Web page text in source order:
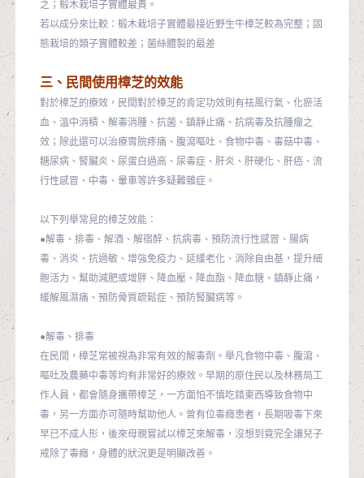
之；椴木栽培子實體最貴。
若以成分來比較：椴木栽培子實體最接近野生牛樟芝較為完整；固
態栽培的類子實體較差；菌絲體製的最差
三、民間使用樟芝的效能
對於樟芝的療效，民間對於樟芝的肯定功效則有祛風行氣、化瘀活
血、溫中消積、解毒消腫、抗菌、鎮靜止痛、抗病毒及抗腫瘤之
效；除此還可以治療胃脘疼痛、腹瀉嘔吐、食物中毒、毒菇中毒、
糖尿病、腎臟炎、尿蛋白過高、尿毒症、肝炎、肝硬化、肝癌、流
行性感冒、中毒、暈車等許多疑難雜症。
以下列舉常見的樟芝效能：
●解毒、排毒、解酒、解宿醉、抗病毒、預防流行性感冒、腸病
毒、消炎、抗過敏、增強免疫力、延緩老化、消除自由基，提升細
胞活力、幫助減肥或增胖、降血壓、降血酯、降血糖、鎮靜止痛，
緩解風濕痛、預防骨質疏鬆症、預防腎臟病等。
●解毒、排毒
在民間，樟芝常被視為非常有效的解毒劑。舉凡食物中毒、腹瀉、
嘔吐及農藥中毒等均有非常好的療效。早期的原住民以及林務局工
作人員，都會隨身攜帶樟芝，一方面怕不慎吃錯東西導致食物中
毒，另一方面亦可隨時幫助他人。曾有位毒癮患者，長期吸毒下來
早已不成人形，後來母親嘗試以樟芝來解毒，沒想到竟完全讓兒子
戒除了毒癮，身體的狀況更是明顯改善。